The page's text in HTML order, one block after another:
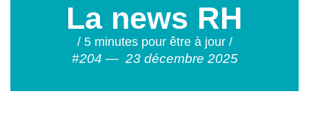
La news RH
/ 5 minutes pour être à jour /
#204 — 23 décembre 2025